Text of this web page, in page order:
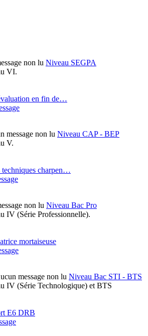
Niveau SEGPA
VI.
en fin de…
Niveau CAP - BEP
V.
techniques charpen…
Niveau Bac Pro
IV (Série Professionnelle).
mortaiseuse
Niveau Bac STI - BTS
IV (Série Technologique) et BTS
E6 DRB